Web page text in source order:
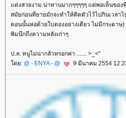
ต่งสวยงาม น่าทานมากๆๆๆๆๆ แต่พอเห็นของ
สมัยก่อนที่ยายมักจะทำให้ติดตัวไว้ไปกินเวลา
ตอนนั้นห่อด้วยใบตองอย่างเดียว ไม่มีกระดา
พิมนึกถึงความหลังเก่าๆ
ป.ล. หนูไม่น่ากลัวหรอกค่า ....... >_<"
ดย: @ - ENYA - @ 9 มีนาคม 2554